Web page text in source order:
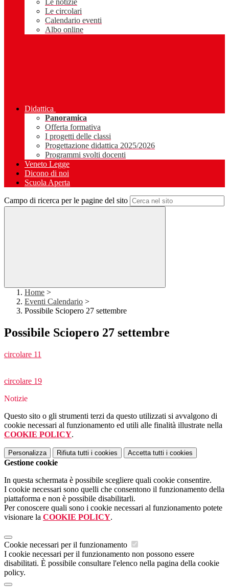
Le notizie
Le circolari
Calendario eventi
Albo online
Didattica
Panoramica
Offerta formativa
I progetti delle classi
Progettazione didattica 2025/2026
Programmi svolti docenti
Veneto Legge
Dicono di noi
Scuola Aperta
Campo di ricerca per le pagine del sito
Home >
Eventi Calendario >
Possibile Sciopero 27 settembre
Possibile Sciopero 27 settembre
circolare 11
circolare 19
Notizie
Questo sito o gli strumenti terzi da questo utilizzati si avvalgono di
cookie necessari al funzionamento ed utili alle finalità illustrate nella
COOKIE POLICY.
Personalizza Rifiuta tutti i cookies Accetta tutti i cookies
Gestione cookie
In questa schermata è possibile scegliere quali cookie consentire.
I cookie necessari sono quelli che consentono il funzionamento della
piattaforma e non è possibile disabilitarli.
Per conoscere quali sono i cookie necessari al funzionamento potete
visionare la COOKIE POLICY.
Cookie necessari per il funzionamento
I cookie necessari per il funzionamento non possono essere
disabilitati. È possibile consultare l'elenco nella pagina della cookie
policy.